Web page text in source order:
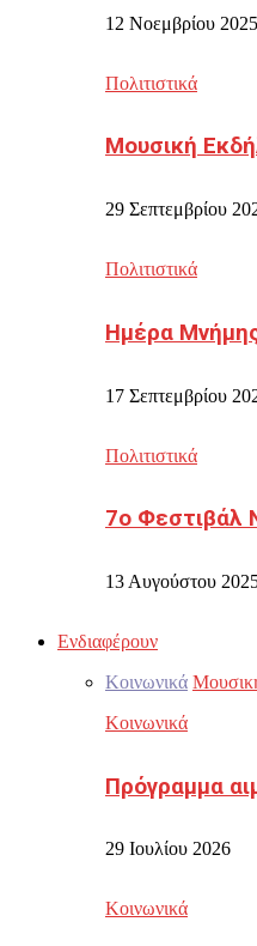
12 Νοεμβρίου 2025
Πολιτιστικά
Μουσική
29 Σεπτεμβρίου
Πολιτιστικά
Ημέρα
17 Σεπτεμβρίου
Πολιτιστικά
7ο Φεστιβάλ
13 Αυγούστου
Ενδιαφέρουν
Κοινωνικά
Κοινωνικά
Πρόγραμμα
29 Ιουλίου 2026
Κοινωνικά